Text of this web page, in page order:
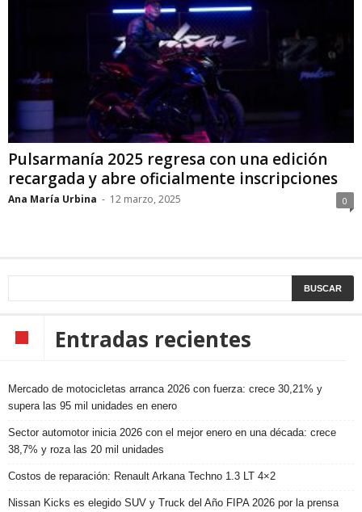
Pulsarmanía 2025 regresa con una edición
recargada y abre oficialmente inscripciones
Ana María Urbina - 12 marzo, 2025 0
Entradas recientes
Mercado de motocicletas arranca 2026 con fuerza: crece 30,21% y
supera las 95 mil unidades en enero
Sector automotor inicia 2026 con el mejor enero en una década: crece
38,7% y roza las 20 mil unidades
Costos de reparación: Renault Arkana Techno 1.3 LT 4×2
Nissan Kicks es elegido SUV y Truck del Año FIPA 2026 por la prensa